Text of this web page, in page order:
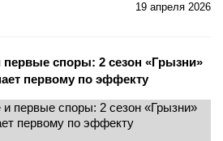
19 апреля 2026
первые споры: 2 сезон «Грызни»
первому по эффекту